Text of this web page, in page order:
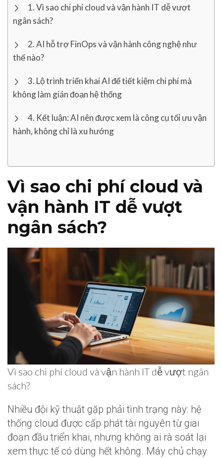
Vì sao chi phí cloud và vận hành IT dễ vượt
ngân sách?
AI hỗ trợ FinOps và vận hành công nghệ như
thế nào?
Lộ trình triển khai AI để tiết kiệm chi phí mà
không làm gián đoạn hệ thống
Kết luận: AI nên được xem là công cụ tối ưu vận
hành, không chỉ là xu hướng
Vì sao chi phí cloud và
vận hành IT dễ vượt
ngân sách?
Vì sao chi phí cloud và vận hành IT dễ vượt ngân
sách?
Nhiều đội kỹ thuật gặp phải tình trạng này: hệ
thống cloud được cấp phát tài nguyên từ giai
đoạn đầu triển khai, nhưng không ai rà soát lại
xem thực tế có dùng hết không. Máy chủ chạy